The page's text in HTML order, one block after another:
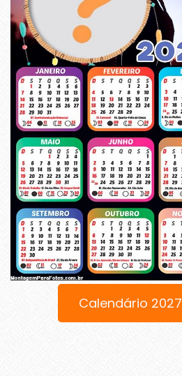
Calendário